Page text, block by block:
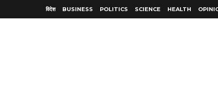
विदेश BUSINESS POLITICS SCIENCE HEALTH